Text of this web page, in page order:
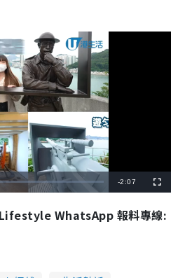
R
-2:07
u
s
c
WhatsApp 報料專線: